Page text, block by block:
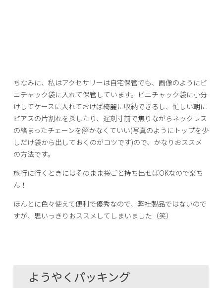
ちなみに、私はアクセサリーは自宅保管でも、画像のようにビ
ニチャック袋に入れて保管しています。ビニチャック袋に小分
けしてケースに入れておけば綺麗に収納できるし、忙しい朝に
ピアスの片割れを探したり、遅刻寸前で焦りながらネックレス
の絡まったチェーンを解かなくていい(写真のようにトップを少
しだけ袋から出しておくのがコツです)ので、かなりおススメ
の方法です。
旅行に行くときにはそのまま袋ごと持ち出せばOKなので楽ち
ん！
ほんとに色々使えて便利で優秀なので、弊社製品ではないので
すが、思いっきりおススメしてしまいました（笑）
ようやくパッキング